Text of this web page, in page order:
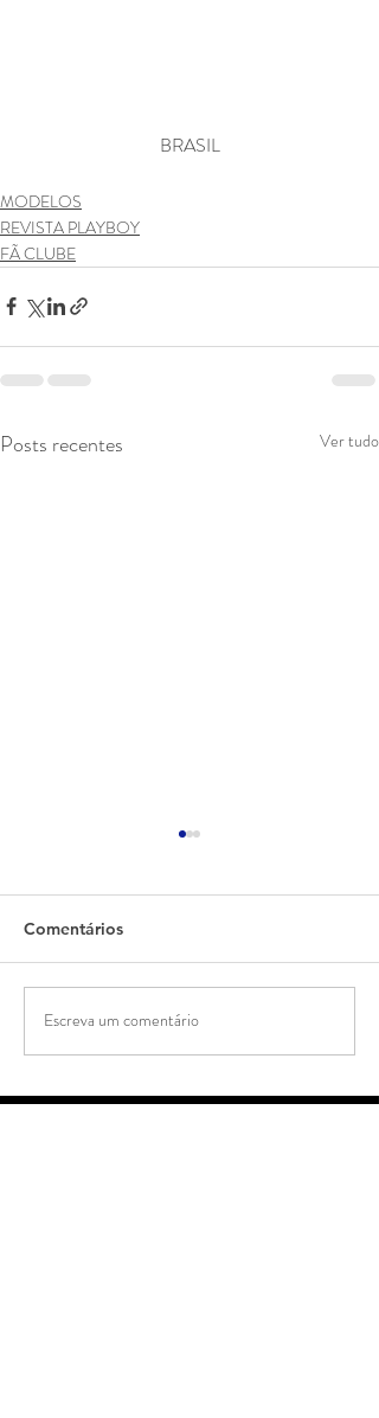
BRASIL
MODELOS
REVISTA PLAYBOY
FÃ CLUBE
Posts recentes Ver tudo
Modelo Musa
Comentários
Escreva um comentário